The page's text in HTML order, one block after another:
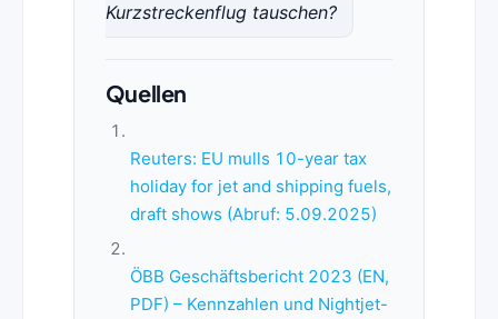
Kurzstreckenflug tauschen?
Quellen
Reuters: EU mulls 10-year tax
holiday for jet and shipping fuels,
draft shows (Abruf: 5.09.2025)
ÖBB Geschäftsbericht 2023 (EN,
PDF) – Kennzahlen und Nightjet-